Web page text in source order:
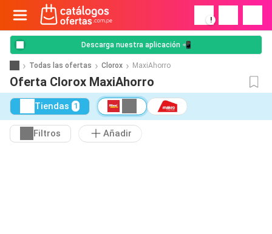
!
Descarga nuestra aplicación 📲
Todas las ofertas Clorox MaxiAhorro
Oferta Clorox MaxiAhorro
Tiendas 1
Filtros Añadir